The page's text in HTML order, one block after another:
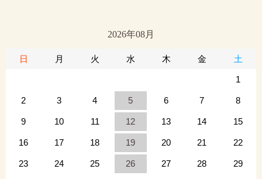
2026年08月
日 月 火 水 木 金 土
1
2 3 4 5 6 7 8
9 10 11 12 13 14 15
16 17 18 19 20 21 22
23 24 25 26 27 28 29